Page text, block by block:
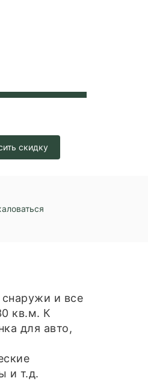
скидку
и все
кв.м. К
для авто,
и т.д.